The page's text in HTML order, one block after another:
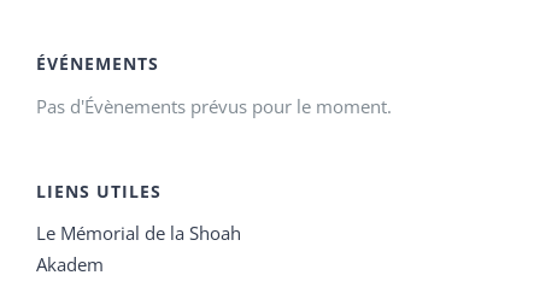
ÉVÉNEMENTS
Pas d'Évènements prévus pour le moment.
LIENS UTILES
Le Mémorial de la Shoah
Akadem